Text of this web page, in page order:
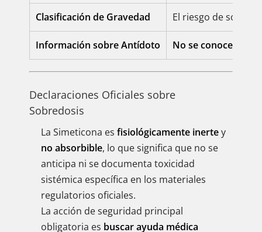
Clasificación de Gravedad El riesgo de
Información sobre Antídoto No se conoce un
Declaraciones Oficiales sobre
Sobredosis
La Simeticona es fisiológicamente inertey
no absorbible, lo que significa que no se
anticipa ni se documenta toxicidad
sistémica específica en los materiales
regulatorios oficiales.
La acción de seguridad principal
obligatoria es buscar ayuda médica